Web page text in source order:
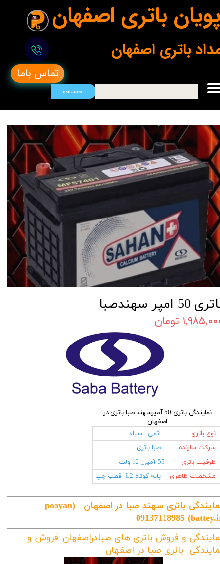
پویان باتری اصفهان
تماس باما
جستجو
باتری اصفهان
50 امپر سهندصبا
تومان
نمایندگی باتری 50 آمپرسهند صبا باتری در
اصفهان
نوع باتری
اتمی_ سیلد
شرکت سازنده
صبا باتری
ظرفیت باتری
55 آمپر_ 12 ولت
مشخصات ظاهری
پایه کوتاه L2 قطب چپ
باتری سهند صبا در اصفهان
(pooyan
09137118985
و فروش باتری های صبادراصفهان_فروش و
باتری صبا در اصفهان